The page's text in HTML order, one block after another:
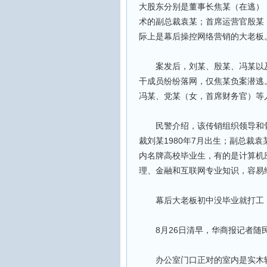
大股东分别是董事长焦某（在逃
术的副总裁袁某；首席运营官殷
际上是幕后操控网络营销的大老
案发后，刘某、殷某、冯某以
干成员纷纷落网，仅焦某负案潜
冯某、党某（女，首席财务官）
民警介绍，该传销组织领导和
裁刘某1980年7月出生；副总裁
内名牌高校毕业生，有的是计算
理、金融和互联网专业知识，容易
幕后大老板初中没毕业就打工
8月26日清早，华商报记者随民
办公室门口正对的室内是实木